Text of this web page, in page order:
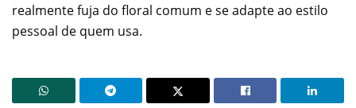
realmente fuja do floral comum e se adapte ao estilo
pessoal de quem usa.